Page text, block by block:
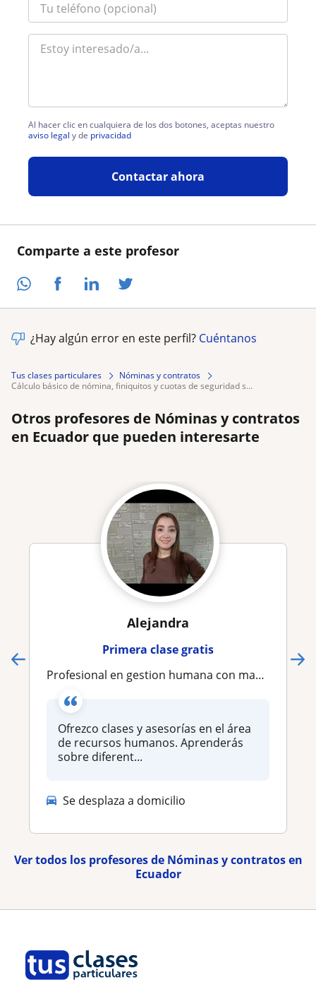
Comparte a este profesor
Al hacer clic en cualquiera de los dos botones, aceptas nuestro
aviso legal y de privacidad
Contactar ahora
¿Hay algún error en este perfil? Cuéntanos
Tus clases particulares
Nóminas y contratos
cálculo básico de nómina, finiquitos y cuotas de seguridad s...
Otros profesores de Nóminas y contratos
en Ecuador que pueden interesarte
Alejandra
Primera clase gratis
profesional en gestion humana con mas de 10 años de experiencia / clases y asesorias personalizadas
Ofrezco clases y asesorías en el área
de recursos humanos. Aprenderás
sobre diferent...
Se desplaza a domicilio
Ver todos los profesores de Nóminas y contratos en
Ecuador